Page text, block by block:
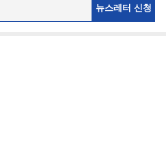
뉴스레터 신청